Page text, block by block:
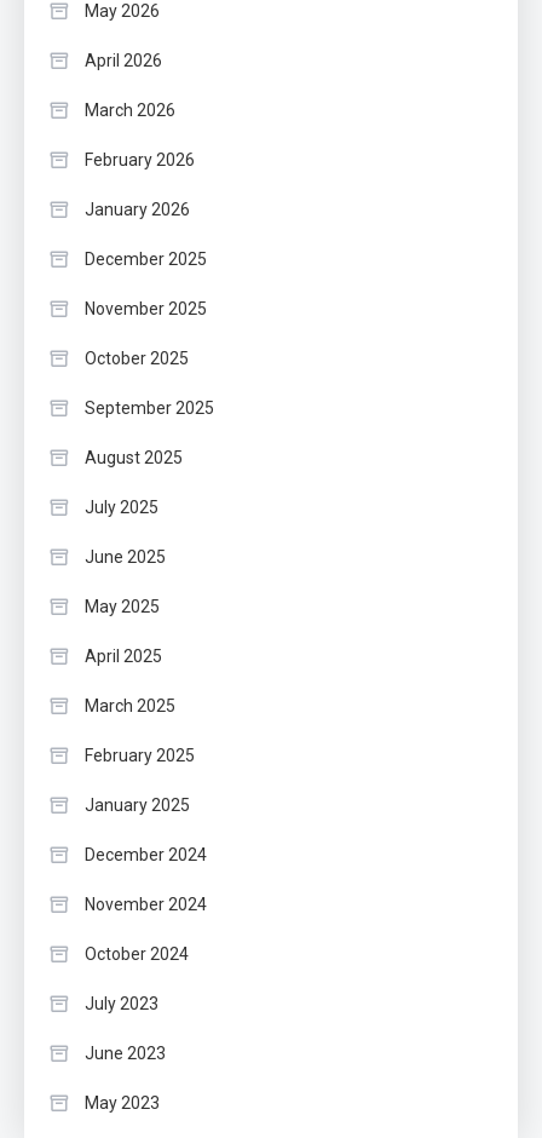
May 2026
April 2026
March 2026
February 2026
January 2026
December 2025
November 2025
October 2025
September 2025
August 2025
July 2025
June 2025
May 2025
April 2025
March 2025
February 2025
January 2025
December 2024
November 2024
October 2024
July 2023
June 2023
May 2023